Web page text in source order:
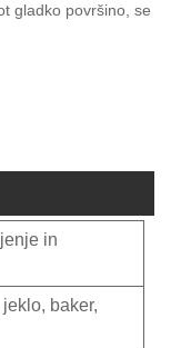
gladko površino, se
in
baker,